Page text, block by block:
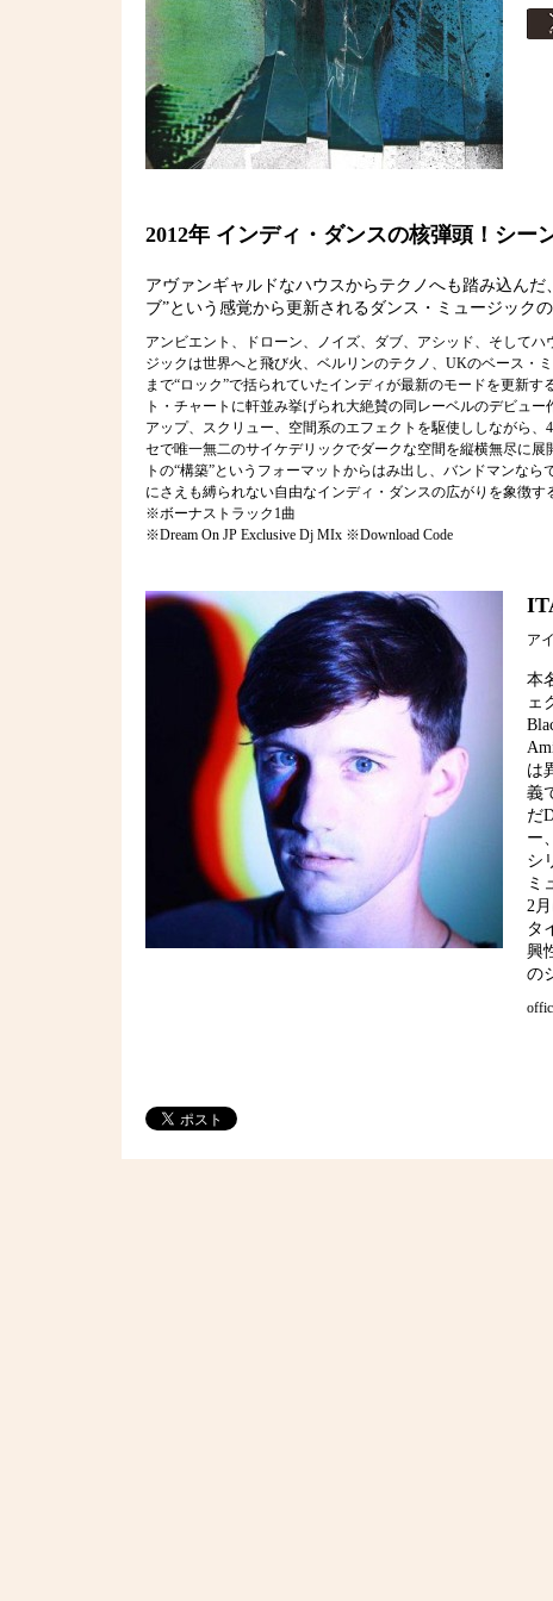
2012年 インディ・ダンスの核弾頭！シー
アヴァンギャルドなハウスからテクノへも踏み込ん
ブ”という感覚から更新されるダンス・ミュージック
アンビエント、ドローン、ノイズ、ダブ、アシッド、そして
ジックは世界へと飛び火、ベルリンのテクノ、UKのベース・
まで“ロック”で括られていたインディが最新のモードを更新
ト・チャートに軒並み挙げられ大絶賛の同レーベルのデビュ
アップ、スクリュー、空間系のエフェクトを駆使ししながら
セで唯一無二のサイケデリックでダークな空間を縦横無尽に
トの“構築”というフォーマットからはみ出し、バンドマンな
にさえも縛られない自由なインディ・ダンスの広がりを象徴す
※ボーナストラック1曲
※Dream On JP Exclusive Dj MIx ※Download Code
ア
本
ェ
は
義
だ
ー
シ
ミ
2
タ
興
の